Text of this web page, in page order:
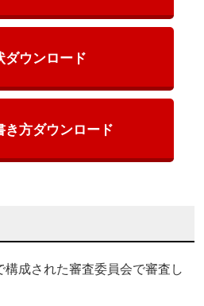
ダウンロード
き方ダウンロード
成された審査委員会で審査し